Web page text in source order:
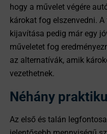
hogy a művelet végére
károkat fog elszenvedni.
kijavítása pedig már egy
műveletet fog
az alternatívák, amik
vezethetnek.
Néhány
Az első és talán